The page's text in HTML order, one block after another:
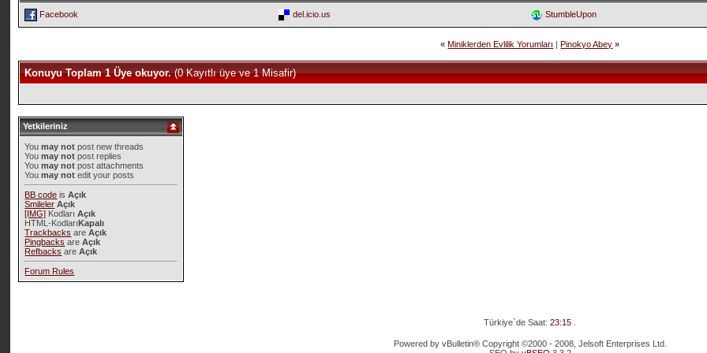
Facebook
del.icio.us StumbleUpon
« Miniklerden Evlilik Yorumları |Pinokyo Abey »
Konuyu Toplam 1 Üye okuyor.(0 Kayıtlı üye ve 1 Misafir)
Yetkileriniz
Youmay not post new threads
Youmay not post replies
Youmay not post attachments
Youmay not edit your posts
BB code isAçık
Smileler Açık
[IMG] KodlarıAçık
HTML-KodlarıKapalı
Trackbacks areAçık
Pingbacks areAçık
Refbacks areAçık
Forum Rules
Türkiye`de Saat:23:15
Powered by vBulletin® Copyright ©2000 - 2008, Jelsoft Enterprises Ltd.